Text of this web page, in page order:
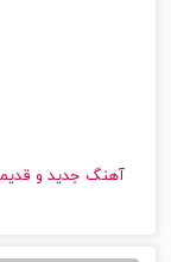
آهنگ جدید